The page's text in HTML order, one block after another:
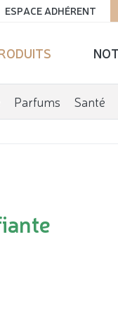
ESPACE ADHÉRENT
Parfums Santé